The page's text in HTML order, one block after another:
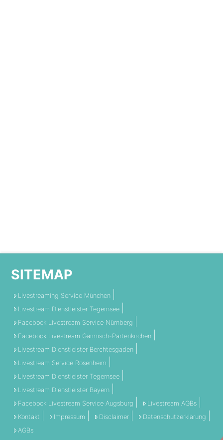
SITEMAP
Livestreaming Service München
Livestream Dienstleister Tegernsee
Facebook Livestream Service Nürnberg
Facebook Livestream Garmisch-Partenkirchen
Livestream Dienstleister Berchtesgaden
Livestream Service Rosenheim
Livestream Dienstleister Tegernsee
Livestream Dienstleister Bayern
Facebook Livestream Service Augsburg
Livestream AGBs
Kontakt
Impressum Disclaimer
Datenschutzerklärung
AGBs